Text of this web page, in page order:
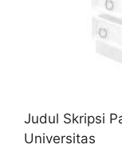
Judul Skripsi
Universitas